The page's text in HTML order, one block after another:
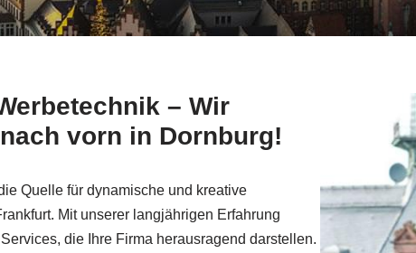
– Wir
vorn in Dornburg!
Quelle für dynamische und kreative
Mit unserer langjährigen Erfahrung
die Ihre Firma herausragend darstellen.